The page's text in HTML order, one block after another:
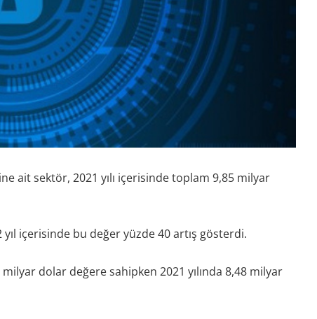
ait sektör, 2021 yılı içerisinde toplam 9,85 milyar
içerisinde bu değer yüzde 40 artış gösterdi.
dolar değere sahipken 2021 yılında 8,48 milyar